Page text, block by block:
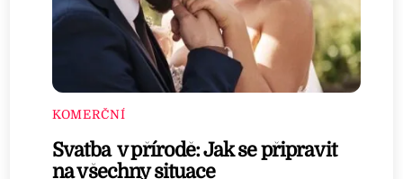
KOMERČNÍ
Svatba v přírodě: Jak se připravit
na všechny situace